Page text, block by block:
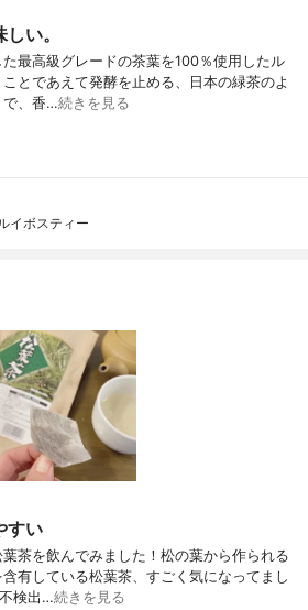
い。
最高級グレードの茶葉を100％使用したル
とであえて発酵を止める、日本の緑茶のよ
で、香…続きを見る
イボスティー
すい
茶を飲んでみました！松の葉から作られる
有している松葉茶、すごく気になってまし
検出…続きを見る